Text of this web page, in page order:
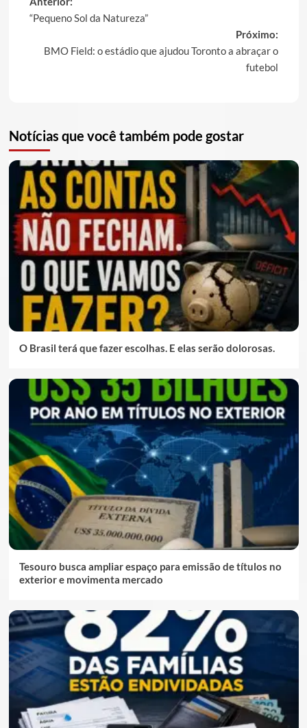
Post
navigation
“Pequeno Sol da Natureza”
Próximo:
BMO Field: o estádio que ajudou Toronto a abraçar o
futebol
Notícias que você também pode gostar
O Brasil terá que fazer escolhas. E elas serão dolorosas.
Tesouro busca ampliar espaço para emissão de títulos no
exterior e movimenta mercado